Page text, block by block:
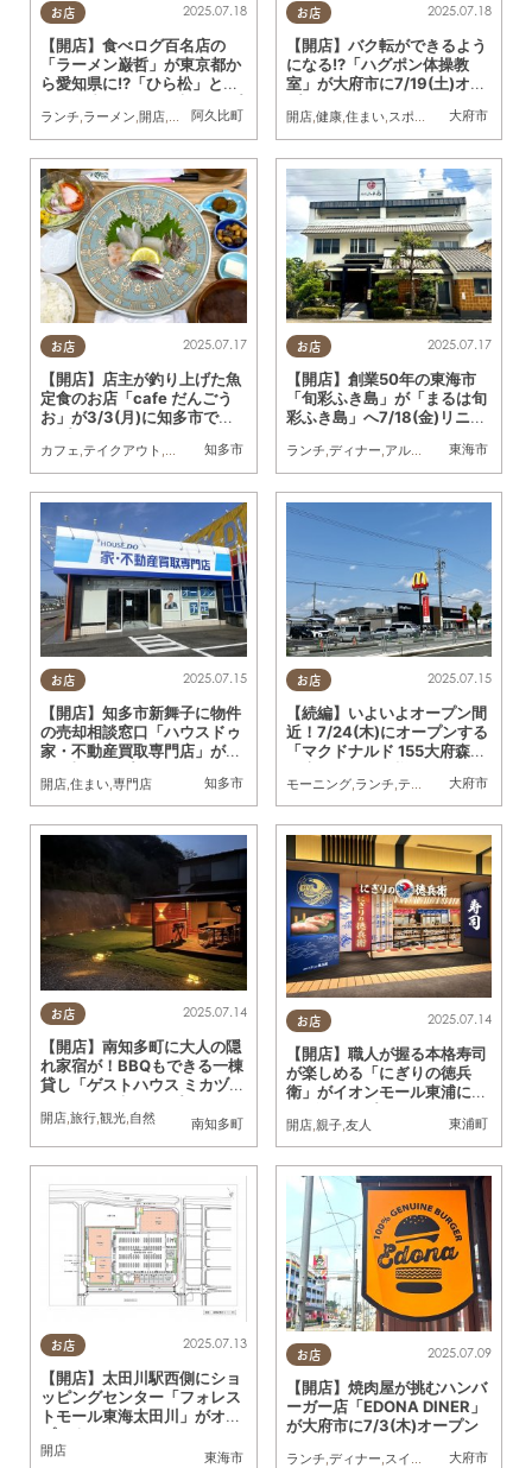
お店
阿久比町
2025.07.18
【開店】食べログ百名店の
「ラーメン巌哲」が東京都か
ら愛知県に!?「ひら松」とし
ン
ランチ,ラーメン,開店,おひとりさま
お店
大府市
2025.07.18
【開店】バク転ができるよう
になる!?「ハグポン体操教
室」が大府市に7/19(土)オー
開店,健康,住まい,スポーツ 親子
お店
知多市
2025.07.17
【開店】店主が釣り上げた魚
定食のお店「cafe だんごう
お」が3/3(月)に知多市でオ
カフェ,テイクアウト ,開店 友人
お店
東海市
2025.07.17
【開店】創業50年の東海市
「旬彩ふき島」が「まるは旬
彩ふき島」へ7/18(金)リニュ
ランチ,ディナー,アルコール ,リニューアル
お店
知多市
2025.07.15
【開店】知多市新舞子に物件
の売却相談窓口「ハウスドゥ
家・不動産買取専門店」が7/
開店,住まい,専門店
お店
大府市
2025.07.15
【続編】いよいよオープン間
近！7/24(木)にオープンする
「マクドナルド 155大府森岡
モーニング,ランチ,テイクアウト ,開店
お店
南知多町
2025.07.14
【開店】南知多町に大人の隠
れ家宿が！BBQもできる一棟
貸し「ゲストハウス ミカヅ
キ」が5/1(木)オープン！
開店,旅行,観光,自然
お店
東浦町
2025.07.14
【開店】職人が握る本格寿司
が楽しめる「にぎりの徳兵
衛」がイオンモール東浦に7/
開店,親子,友人
お店
東海市
2025.07.13
【開店】太田川駅西側にショ
ッピングセンター「フォレス
トモール東海太田川」がオー
プンするらしい
開店
お店
大府市
2025.07.09
【開店】焼肉屋が挑むハンバ
ーガー店「EDONA DINER」
が大府市に7/3(木)オープン
ランチ,ディナー,スイーツ 開店,友人